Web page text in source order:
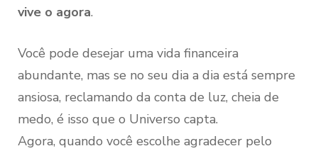
vive o agora.
Você pode desejar uma vida financeira
abundante, mas se no seu dia a dia está sempre
ansiosa, reclamando da conta de luz, cheia de
medo, é isso que o Universo capta.
Agora, quando você escolhe agradecer pelo